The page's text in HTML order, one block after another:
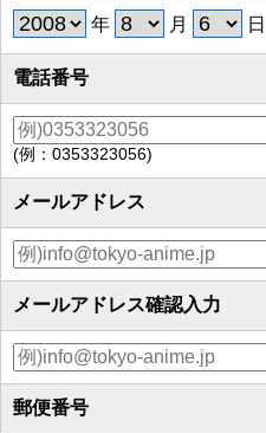
年 月 日
電話番号
(例：0353323056)
メールアドレス
メールアドレス確認入力
郵便番号